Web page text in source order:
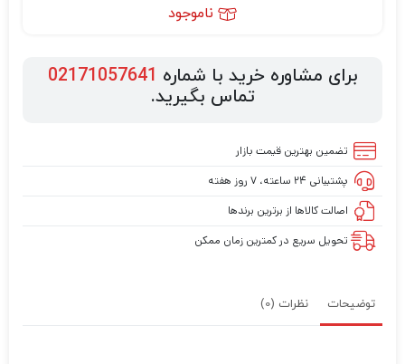
ناموجود
برای مشاوره خرید با شماره 02171057641
تماس بگیرید.
تضمین بهترین قیمت بازار
پشتیبانی ۲۴ ساعته، ۷ روز هفته
اصالت کالاها از برترین برندها
تحویل سریع در کمترین زمان ممکن
توضیحات نظرات (0)